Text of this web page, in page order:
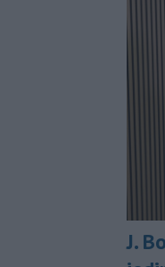
J.